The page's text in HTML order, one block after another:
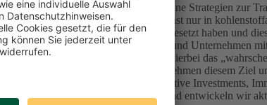
reduziert, die keine Strategien zur
da in der Konsequenz sonst nur in
den internationalen Klimazielen gesetzt haben und
Utilities, Materials, Energy und Unternehmen
ISS ESG überprüft werden – ist hierbei das
da sich alle investierten Unternehmen diesem Ziel
Für die Assetklassen Alternative Investments,
Für den Immobiliendirektbestand entwickeln wir